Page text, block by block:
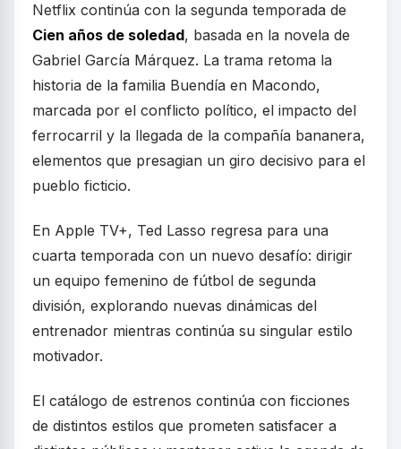
Netflix continúa con la segunda temporada de
Cien años de soledad, basada en la novela de
Gabriel García Márquez. La trama retoma la
historia de la familia Buendía en Macondo,
marcada por el conflicto político, el impacto del
ferrocarril y la llegada de la compañía bananera,
elementos que presagian un giro decisivo para el
pueblo ficticio.
En Apple TV+, Ted Lasso regresa para una
cuarta temporada con un nuevo desafío: dirigir
un equipo femenino de fútbol de segunda
división, explorando nuevas dinámicas del
entrenador mientras continúa su singular estilo
motivador.
El catálogo de estrenos continúa con ficciones
de distintos estilos que prometen satisfacer a